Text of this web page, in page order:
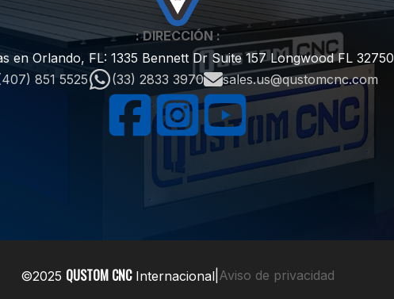
: DIRECCIÓN :
en Orlando, FL: 1335 Bennett Dr Suite 157 Longwood FL 32750
851 5525
(33) 2833 3970 sales.us@qustomcnc.com
©2025 QUSTOM CNC Internacional Aviso de privacidad